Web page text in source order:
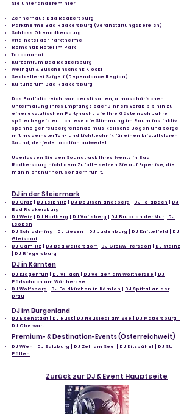
Sie unter anderem hier:
Zehnerhaus Bad Radkersburg
Parktherme Bad Radkersburg (Veranstaltungsbereich)
Schloss Oberradkersburg
Vitalhotel der Parktherme
Romantik Hotel im Park
Toscanahof
Kurzentrum Bad Radkersburg
Weingut & Buschenschank Klöckl
Sektkellerei Szigeti (Dependance Region)
Kulturforum Bad Radkersburg
Das Portfolio reicht von der stilvollen, atmosphärischen
Untermalung Ihres Empfangs oder Dinners vorab bis hin zu
einer ekstatischen Partynacht, die Ihre Gäste noch Jahre
später begeistert. Ich lese die Stimmung im Raum instinktiv,
spanne genreübergreifende musikalische Bögen und sorge
mit modernster Ton- und Lichttechnik für einen kristallklaren
Sound, der jede Location aufwertet.
Überlassen Sie den Soundtrack Ihres Events in Bad
Radkersburg nicht dem Zufall – setzen Sie auf Expertise, die
man nicht nur hört, sondern fühlt.
DJ in der Steiermark
DJ Graz DJ Leibnitz DJ Deutschlandsberg DJ Feldbach
DJ
Bad Radkersburg
DJ Weiz
DJ Hartberg DJ Voitsberg DJ Bruck an der Mur|
DJ
Leoben
DJ Schladming
DJ Liezen DJ Judenburg DJ Knittelfeld
DJ
Gleisdorf
DJ Gamlitz
DJ Bad Waltersdorf DJ Großwilfersdorf
DJ Stainz
DJ Riegersburg
DJ in Kärnten
DJ Klagenfurt DJ Villach DJ Velden am Wörthersee
DJ
Pörtschach am Wörthersee
DJ Wolfsberg
DJ Feldkirchen in Kärnten
DJ Spittal an der
Drau
DJ im Burgenland
DJ Eisenstadt | DJ Rust | DJ Neusiedl am See | DJ Mattersburg |
DJ Oberwart
Premium- & Destination-Events (Österreichweit)
DJ Wien DJ Salzburg DJ Zell am See DJ Kitzbühel
DJ St.
Pölten
Zurück zur DJ & Event Hauptseite